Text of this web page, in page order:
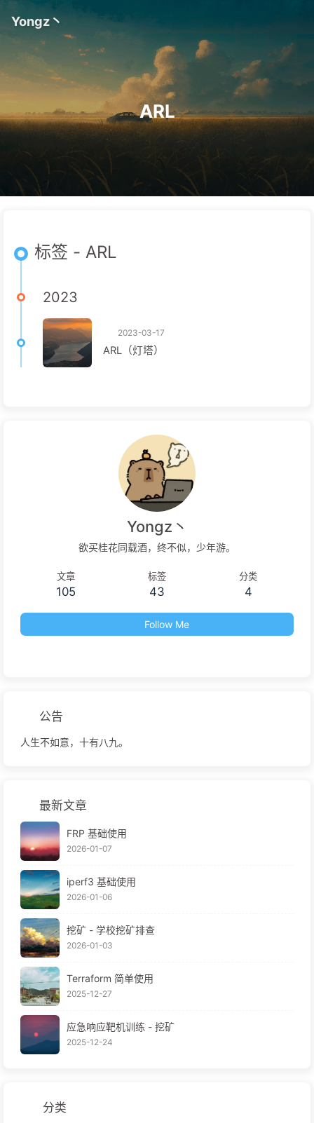
Yongz丶
ARL
标签 - ARL
2023
2023-03-17
ARL（灯塔）
Yongz丶
欲买桂花同载酒，终不似，少年游。
文章
105
标签
43
分类
4
Follow Me
公告
人生不如意，十有八九。
最新文章
FRP 基础使用
2026-01-07
iperf3 基础使用
2026-01-06
挖矿 - 学校挖矿排查
2026-01-03
Terraform 简单使用
2025-12-27
应急响应靶机训练 - 挖矿
2025-12-24
分类